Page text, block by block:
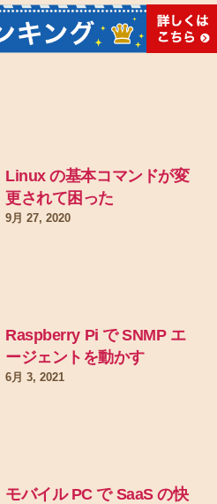
Linux の基本コマンドが変
更されて困った
9月 27, 2020
Raspberry Pi で SNMP エ
ージェントを動かす
6月 3, 2021
モバイル PC で SaaS の快